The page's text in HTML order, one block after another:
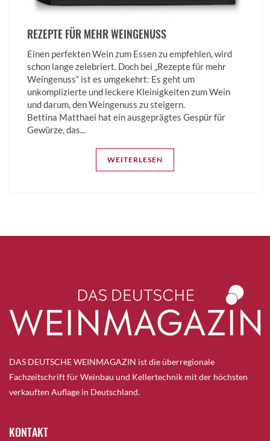
REZEPTE FÜR MEHR WEINGENUSS
Einen perfekten Wein zum Essen zu empfehlen, wird
schon lange zelebriert. Doch bei „Rezepte für mehr
Weingenuss“ ist es umgekehrt: Es geht um
unkomplizierte und leckere Kleinigkeiten zum Wein
und darum, den Weingenuss zu steigern.
Bettina­ Matthaei hat ein ausgeprägtes Gespür für
Gewürze, das...
WEITERLESEN
DAS DEUTSCHE WEINMAGAZIN ist die überregionale
Fachzeitschrift für Weinbau und Kellertechnik mit der höchsten
verkauften Auflage in Deutschland.
KONTAKT